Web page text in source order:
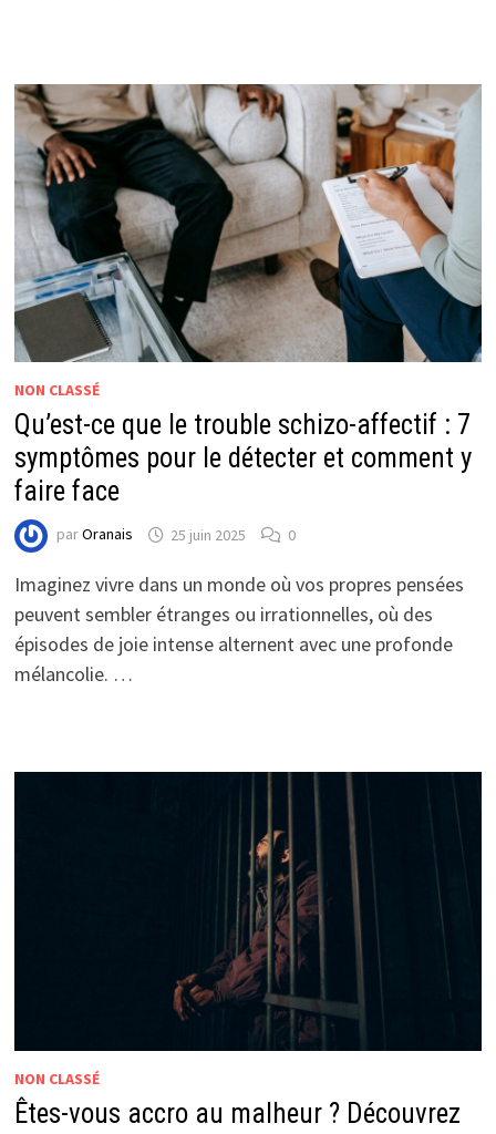
NON CLASSÉ
Qu’est-ce que le trouble schizo-affectif : 7
symptômes pour le détecter et comment y
faire face
parOranais 25 juin 2025 0
Imaginez vivre dans un monde où vos propres pensées
peuvent sembler étranges ou irrationnelles, où des
épisodes de joie intense alternent avec une profonde
mélancolie. …
NON CLASSÉ
Êtes-vous accro au malheur ? Découvrez